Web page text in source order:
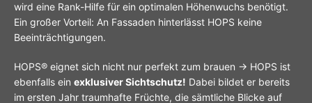
wird eine Rank-Hilfe für ein optimalen Höhenwuchs benötigt.
Ein großer Vorteil: An Fassaden hinterlässt HOPS keine
Beeinträchtigungen.
HOPS® eignet sich nicht nur perfekt zum brauen → HOPS ist
ebenfalls ein exklusiver Sichtschutz! Dabei bildet er bereits
im ersten Jahr traumhafte Früchte, die sämtliche Blicke auf